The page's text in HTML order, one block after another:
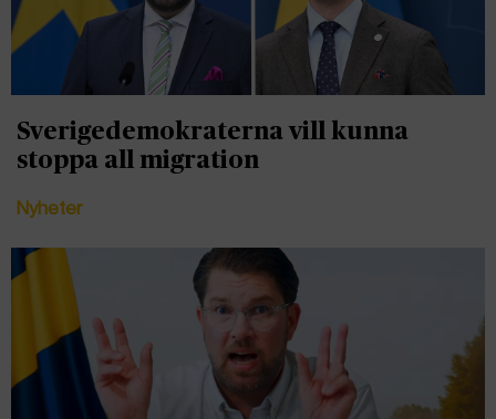
Sverigedemokraterna vill kunna
stoppa all migration
Nyheter